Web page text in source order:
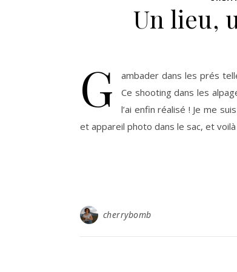
Un lieu,
G
ambader dans les prés
Ce shooting dans les
l’ai enfin réalisé ! Je me
et appareil photo dans le sac, et voilà
cherrybomb